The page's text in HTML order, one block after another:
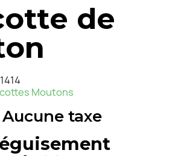
de
Moutons
Aucune taxe